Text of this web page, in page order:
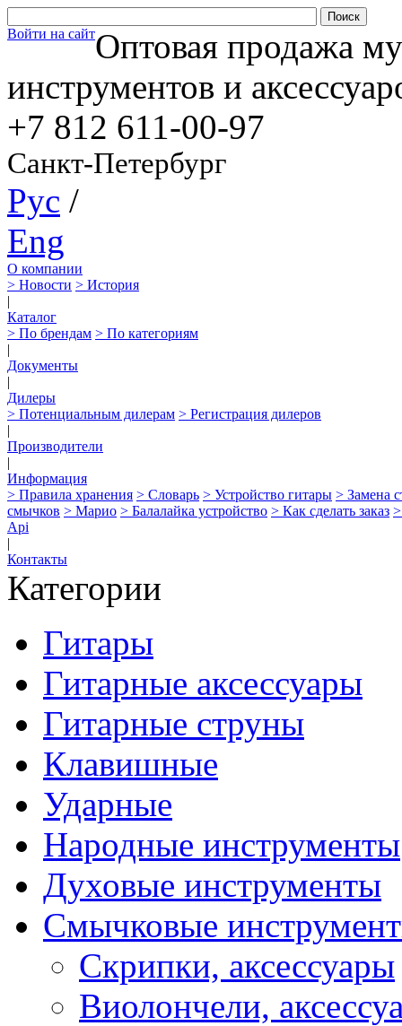
Войти на сайтОптовая продажа
инструментов и
+7 812 611-00-97
Санкт-Петербург
Рус /
Eng
О компании
> Новости > История
|
Каталог
> По брендам > По категориям
|
Документы
|
Дилеры
> Потенциальным дилерам > Регистрация дилеров
|
Производители
|
Информация
> Правила хранения > Словарь > Устройство гитары > Замена
смычков > Марио > Балалайка устройство > Как сделать заказ
Api
|
Контакты
Категории
Гитары
Гитарные аксессуары
Гитарные струны
Клавишные
Ударные
Народные инструменты
Духовые инструменты
Смычковые
Скрипки, аксессуары
Виолончели,